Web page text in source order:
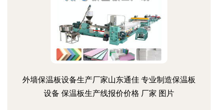
外墙保温板设备生产厂家山东通佳 专业制造保温板
设备 保温板生产线报价价格 厂家 图片